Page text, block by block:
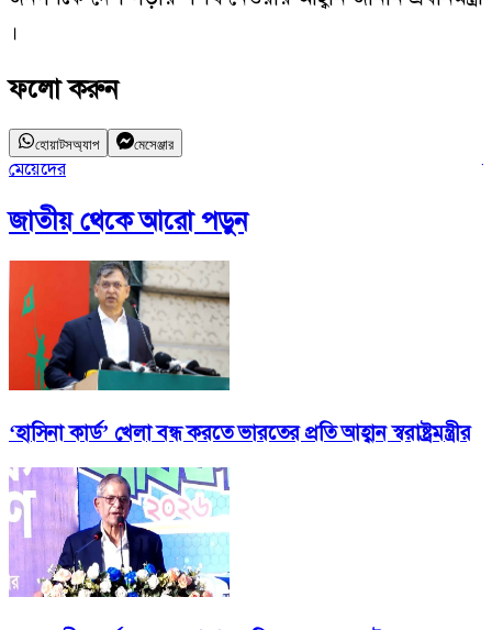
।
ফলো করুন
হোয়াটসঅ্যাপ মেসেঞ্জার
মেয়েদের
জাতীয়থেকে আরো পড়ুন
‘হাসিনা কার্ড’ খেলা বন্ধ করতে ভারতের প্রতি আহ্বান স্বরাষ্ট্রমন্ত্রীর